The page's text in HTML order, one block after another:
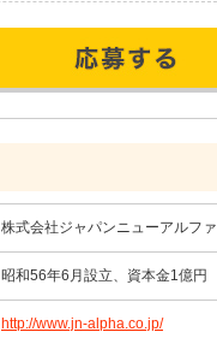
株式会社ジャパンニューアルファ
昭和56年6月設立、資本金1億円
http://www.jn-alpha.co.jp/